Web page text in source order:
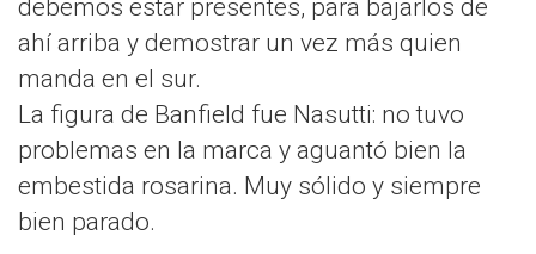
debemos estar presentes, para bajarlos de
ahí arriba y demostrar un vez más quien
manda en el sur.
La figura de Banfield fue Nasutti: no tuvo
problemas en la marca y aguantó bien la
embestida rosarina. Muy sólido y siempre
bien parado.